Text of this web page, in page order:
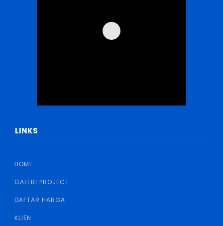
LINKS
HOME
GALERI PROJECT
DAFTAR HARGA
KLIEN